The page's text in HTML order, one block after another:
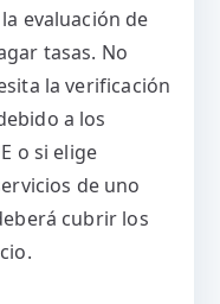
evaluación de
tasas. No
la verificación
a los
o si elige
de uno
cubrir los